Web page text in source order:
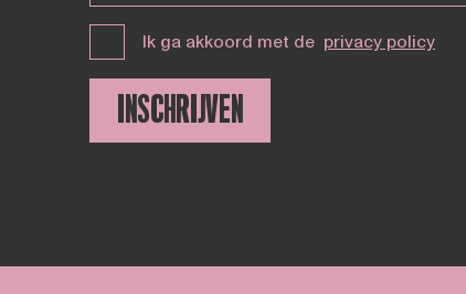
Ik ga akkoord met de privacy policy
INSCHRIJVEN